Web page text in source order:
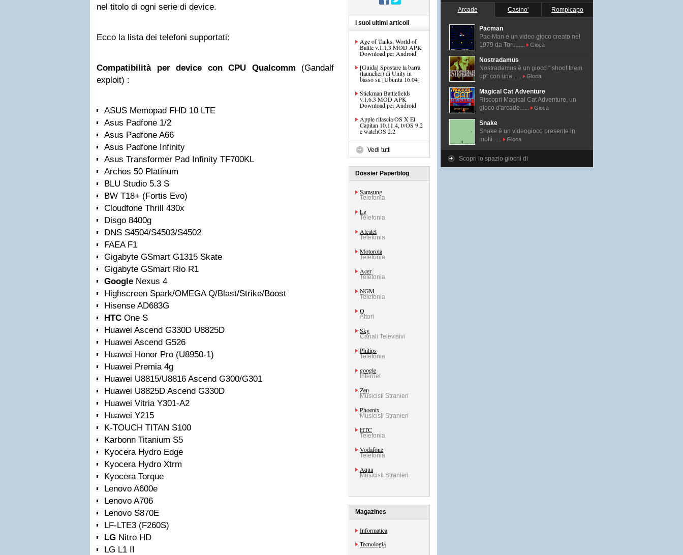
nel titolo di ogni serie di device.
Ecco la listadei telefoni supportati:
Compatibilità per device con CPU Qualcomm (Gandalf
exploit) :
ASUS Memopad FHD 10 LTE
Asus Padfone 1/2
Asus Padfone A66
Asus Padfone Infinity
Asus Transformer Pad Infinity TF700KL
Archos 50 Platinum
BLU Studio 5.3 S
BW T18+ (Fortis Evo)
Cloudfone Thrill 430x
Disgo 8400g
DNS S4504/S4503/S4502
FAEA F1
Gigabyte GSmart G1315 Skate
Gigabyte GSmart Rio R1
Google Nexus 4
Highscreen Spark/OMEGA Q/Blast/Strike/Boost
Hisense AD683G
HTC One S
Huawei Ascend G330D U8825D
Huawei Ascend G526
Huawei Honor Pro (U8950-1)
Huawei Premia 4g
Huawei U8815/U8816 Ascend G300/G301
Huawei U8825D Ascend G330D
Huawei Vitria Y301-A2
Huawei Y215
K-TOUCH TITAN S100
Karbonn Titanium S5
Kyocera Hydro Edge
Kyocera Hydro Xtrm
Kyocera Torque
Lenovo A600e
Lenovo A706
Lenovo S870E
LF-LTE3 (F260S)
LG Nitro HD
LG L1 II
I suoi ultimi articoli
Age of Tanks: World of
Battle v.1.1.3 MOD APK
Download per Android
[Guida] Spostare la barra
(launcher) di Unity in
basso su [Ubuntu 16.04]
Stickman Battlefields
v.1.6.3 MOD APK
Download per Android
Apple rilascia OS X El
Capitan 10.11.4, tvOS 9.2
e watchOS 2.2
Vedi tutti
Dossier Paperblog
Samsung
Telefonia
Lg
Telefonia
Alcatel
Telefonia
Motorola
Telefonia
Acer
Telefonia
NGM
Telefonia
Q
Attori
Sky
Canali Televisivi
Philips
Telefonia
google
Internet
Zen
Musicisti Stranieri
Phoenix
Musicisti Stranieri
HTC
Telefonia
Vodafone
Telefonia
Aqua
Musicisti Stranieri
Magazines
Informatica
Tecnologia
Arcade Casino' Rompicapo
Pacman
Pac-Man é un video gioco creato nel
1979 da Toru......
Gioca
Nostradamus
Nostradamus è un gioco " shoot them
up" con una......
Gioca
Magical Cat Adventure
Riscopri Magical Cat Adventure, un
gioco d'arcade......
Gioca
Snake
Snake è un videogioco presente in
molti......
Gioca
Scopri lo spazio giochi di